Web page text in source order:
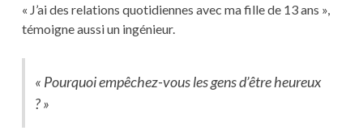
« J’ai des relations quotidiennes avec ma fille de 13 ans »,
témoigne aussi un ingénieur.
« Pourquoi empêchez-vous les gens d’être heureux
? »